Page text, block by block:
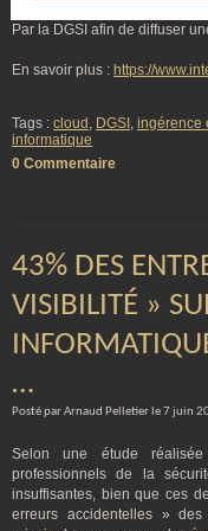
Par la DGSI afin de diffuser
En savoir plus : https://
Tags : cloud DGSI ingérence
informatique
0 Commentaire
43% DES
VISIBILITÉ »
…
Posté par Arnaud Pelletier le 7 juin
Selon une étude
professionnels de la
insuffisantes, bien que ces
erreurs accidentelles »